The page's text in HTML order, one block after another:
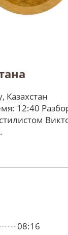
Казахстан
12:40
08:16